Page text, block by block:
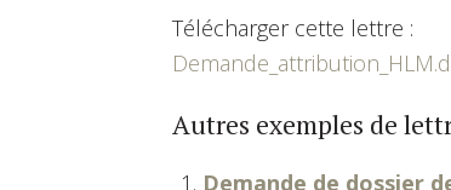
Télécharger cette lettre :
Autres exemples de
Demande de dossier